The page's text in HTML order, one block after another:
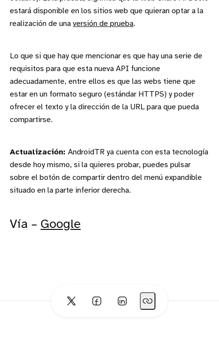
estará disponible en los sitios web que quieran optar a la
realización de una versión de prueba.
Lo que si que hay que mencionar es que hay una serie de
requisitos para que esta nueva API funcione
adecuadamente, entre ellos es que las webs tiene que
estar en un formato seguro (estándar HTTPS) y poder
ofrecer el texto y la dirección de la URL para que pueda
compartirse.
Actualización: AndroidTR ya cuenta con esta tecnología
desde hoy mismo, si la quieres probar, puedes pulsar
sobre el botón de compartir dentro del menú expandible
situado en la parte inferior derecha.
Vía – Google